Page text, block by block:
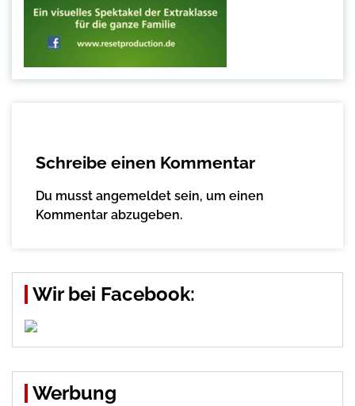
Schreibe einen Kommentar
Du musst angemeldet sein, um einen
Kommentar abzugeben.
Wir bei Facebook:
Werbung